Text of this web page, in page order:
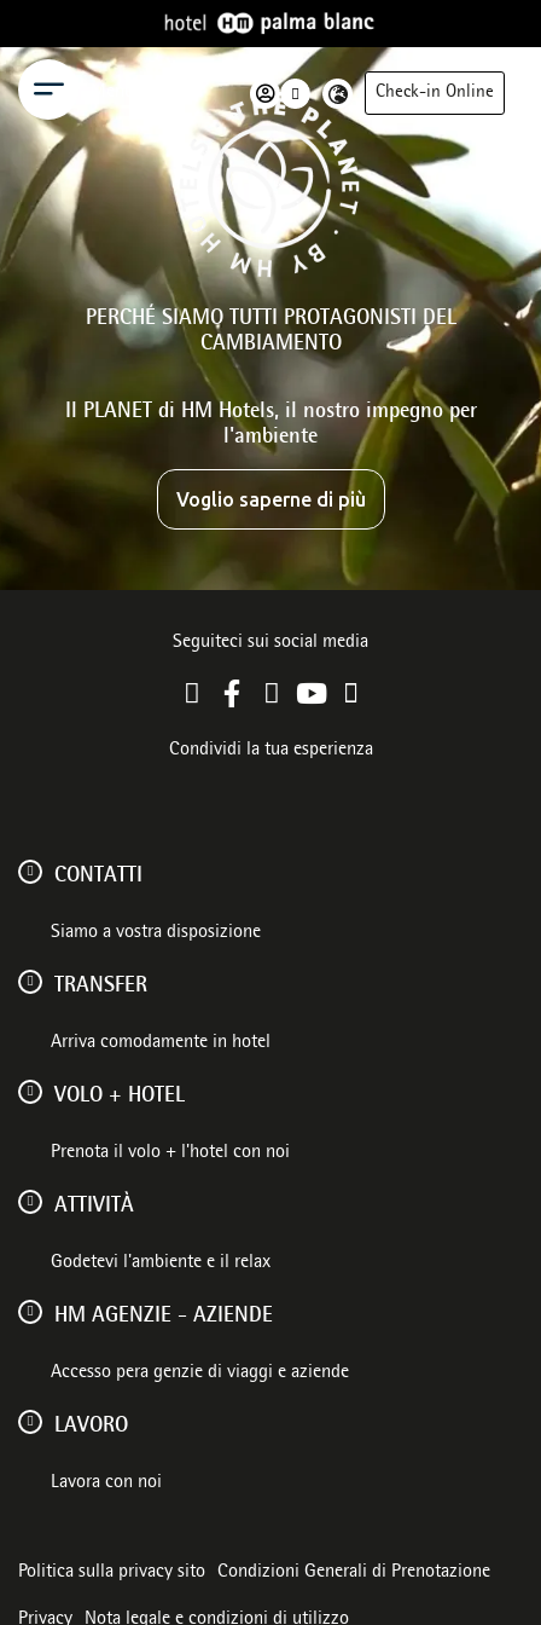
Menu Check-in Online
PERCHÉ SIAMO TUTTI PROTAGONISTI DEL
CAMBIAMENTO
Il PLANET di HM Hotels, il nostro impegno per
l'ambiente
Voglio saperne di più
Seguiteci sui social media
Condividi la tua esperienza
CONTATTI
Siamo a vostra disposizione
TRANSFER
Arriva comodamente in hotel
VOLO + HOTEL
Prenota il volo + l'hotel con noi
ATTIVITÀ
Godetevi l'ambiente e il relax
HM AGENZIE - AZIENDE
Accesso pera genzie di viaggi e aziende
LAVORO
Lavora con noi
Politica sulla privacy sito Condizioni Generali di Prenotazione
Privacy Nota legale e condizioni di utilizzo